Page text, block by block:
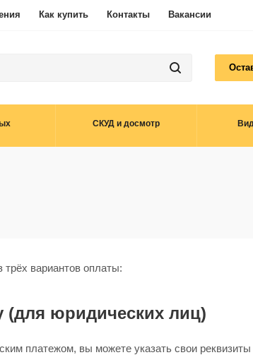
Как купить Контакты Вакансии
СКУД и досмотр
вариантов оплаты:
(для юридических лиц)
платежом, вы можете указать свои